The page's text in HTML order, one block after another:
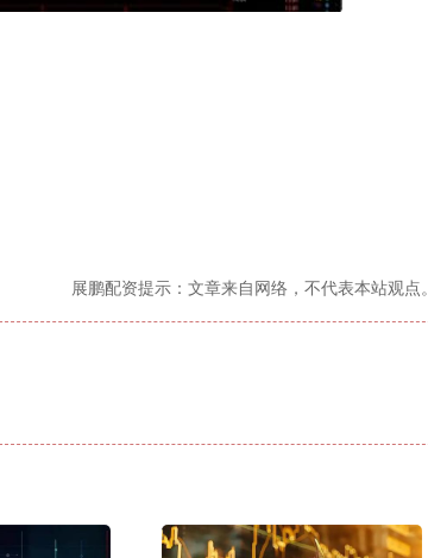
展鹏配资提示：文章来自网络，不代表本站观点。